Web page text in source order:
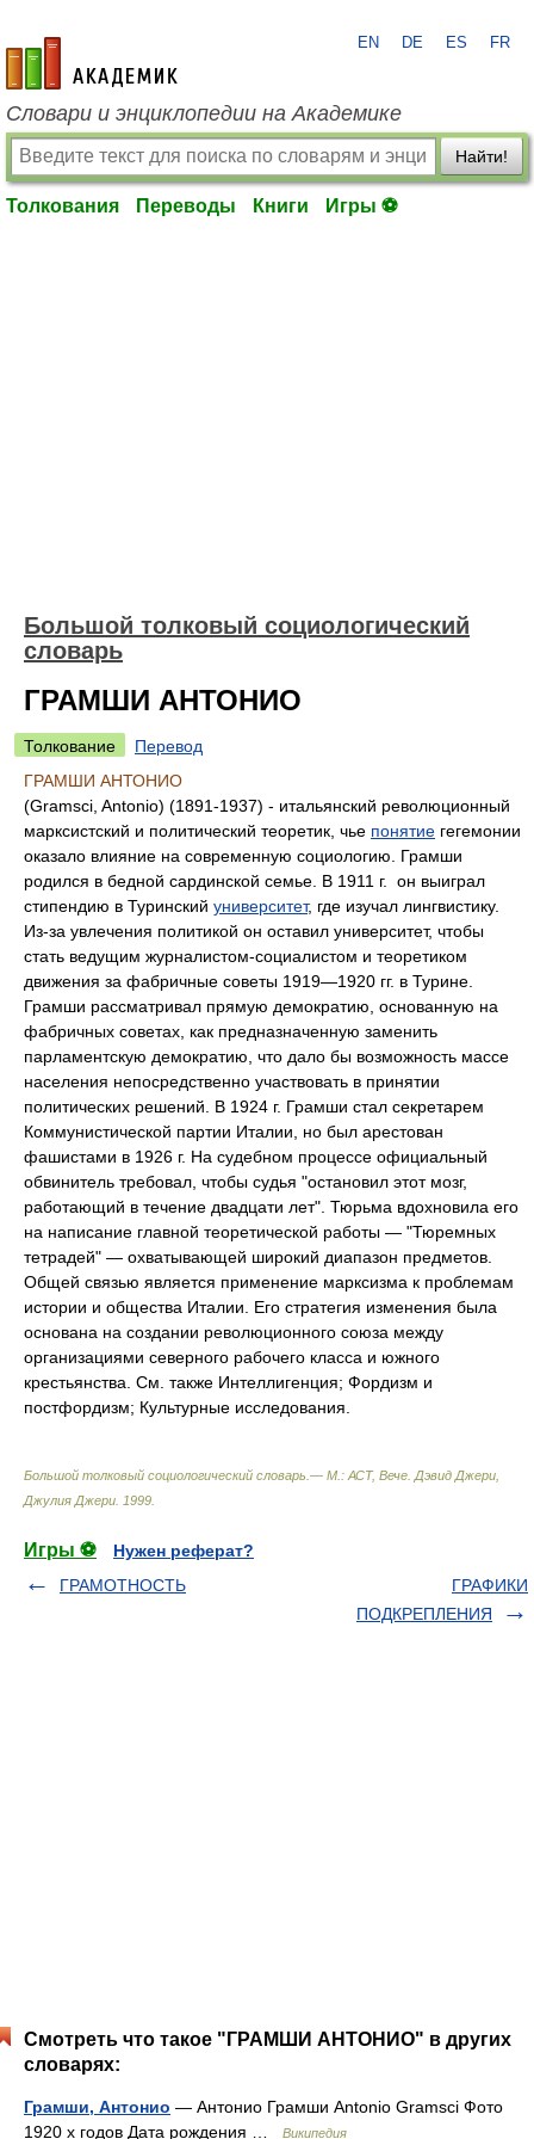
academic.ru
EN DE ES FR
Словари и энциклопедии на Академике
Найти!
Толкования Переводы Книги Игры ⚽
Большой толковый социологический
словарь
ГРАМШИ АНТОНИО
Толкование
Перевод
ГРАМШИ АНТОНИО
(Gramsci, Antonio) (1891-1937) - итальянский революционный
марксистский и политический теоретик, чье понятие гегемонии
оказало влияние на современную социологию. Грамши
родился в бедной сардинской семье. В 1911 г. он выиграл
стипендию в Туринский университет, где изучал лингвистику.
Из-за увлечения политикой он оставил университет, чтобы
стать ведущим журналистом-социалистом и теоретиком
движения за фабричные советы 1919—1920 гг. в Турине.
Грамши рассматривал прямую демократию, основанную на
фабричных советах, как предназначенную заменить
парламентскую демократию, что дало бы возможность массе
населения непосредственно участвовать в принятии
политических решений. В 1924 г. Грамши стал секретарем
Коммунистической партии Италии, но был арестован
фашистами в 1926 г. На судебном процессе официальный
обвинитель требовал, чтобы судья "остановил этот мозг,
работающий в течение двадцати лет". Тюрьма вдохновила его
на написание главной теоретической работы — "Тюремных
тетрадей" — охватывающей широкий диапазон предметов.
Общей связью является применение марксизма к проблемам
истории и общества Италии. Его стратегия изменения была
основана на создании революционного союза между
организациями северного рабочего класса и южного
крестьянства. См. также Интеллигенция; Фордизм и
постфордизм; Культурные исследования.
Большой толковый социологический словарь.— М.: АСТ, Вече Дэвид Джери,
Джулия Джери 1999
Игры ⚽
Нужен реферат?
ГРАМОТНОСТЬ
ГРАФИКИ
ПОДКРЕПЛЕНИЯ
Смотреть что такое "ГРАМШИ АНТОНИО" в других
словарях:
Грамши, Антонио — Антонио Грамши Antonio Gramsci Фото
1920 х годов Дата рождения …
Википедия